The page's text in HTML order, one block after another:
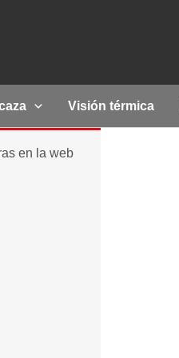
Visión térmica
en la web